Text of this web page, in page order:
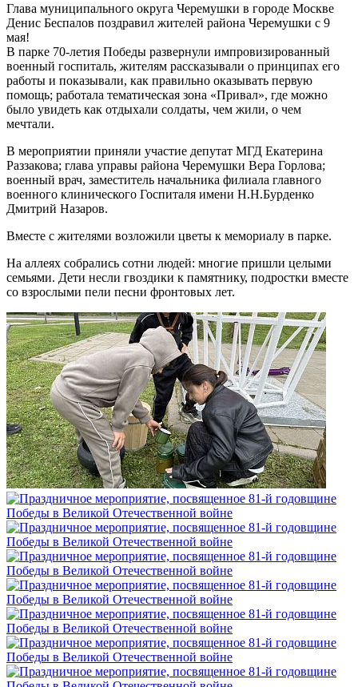
Глава муниципального округа Черемушки в городе Москве
Денис Беспалов поздравил жителей района Черемушки с 9
мая!
В парке 70-летия Победы развернули импровизированный
военный госпиталь, жителям рассказывали о принципах его
работы и показывали, как правильно оказывать первую
помощь; работала тематическая зона «Привал», где можно
было увидеть как отдыхали солдаты, чем жили, о чем
мечтали.
В мероприятии приняли участие депутат МГД Екатерина
Раззакова; глава управы района Черемушки Вера Горлова;
военный врач, заместитель начальника филиала главного
военного клинического Госпиталя имени Н.Н.Бурденко
Дмитрий Назаров.
Вместе с жителями возложили цветы к мемориалу в парке.
На аллеях собрались сотни людей: многие пришли целыми
семьями. Дети несли гвоздики к памятнику, подростки вместе
со взрослыми пели песни фронтовых лет.